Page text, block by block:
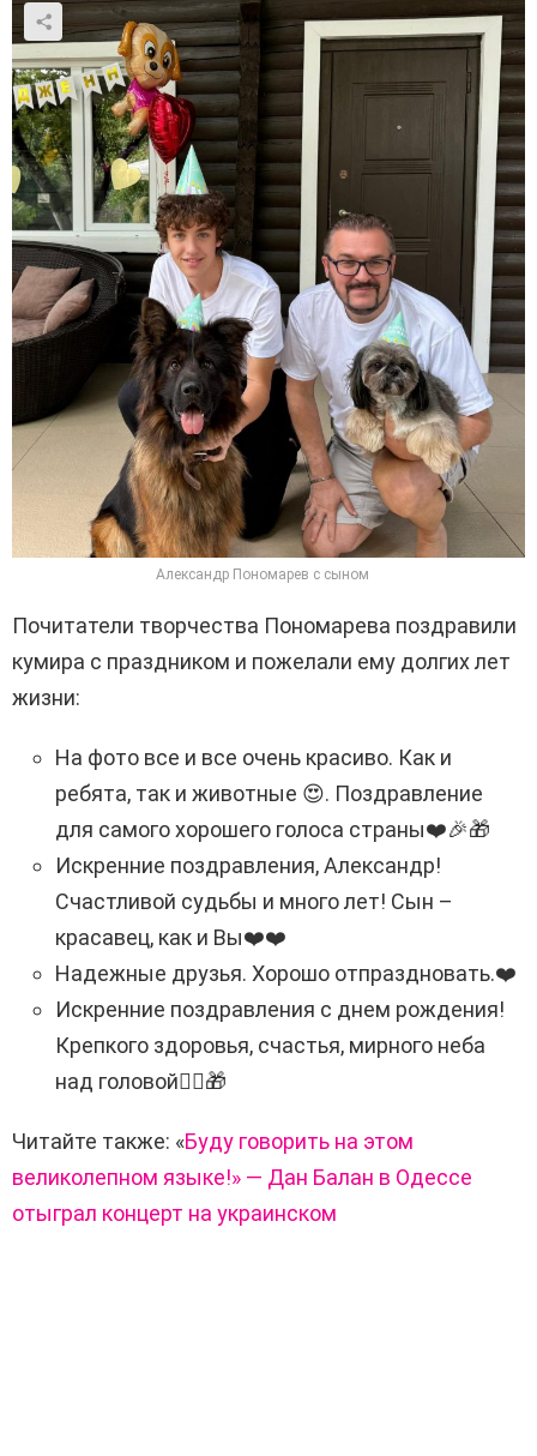
Александр Пономарев с сыном
Почитатели творчества Пономарева поздравили
кумира с праздником и пожелали ему долгих лет
жизни:
На фото все и все очень красиво. Как и
ребята, так и животные 😍. Поздравление
для самого хорошего голоса страны❤️🎉🎁
Искренние поздравления, Александр!
Счастливой судьбы и много лет! Сын –
красавец, как и Вы❤️❤️
Надежные друзья. Хорошо отпраздновать.❤️
Искренние поздравления с днем ​​рождения!
Крепкого здоровья, счастья, мирного неба
над головой🧚‍♀️🎁
Читайте также: «Буду говорить на этом
великолепном языке!» — Дан Балан в Одессе
отыграл концерт на украинском